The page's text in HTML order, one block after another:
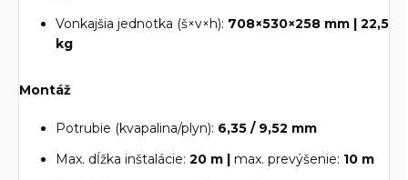
Vonkajšia jednotka (š×v×h): 708×530×258 mm | 22,5
kg
Montáž
Potrubie (kvapalina/plyn): 6,35 / 9,52 mm
Max. dĺžka inštalácie: 20 m | max. prevýšenie: 10 m